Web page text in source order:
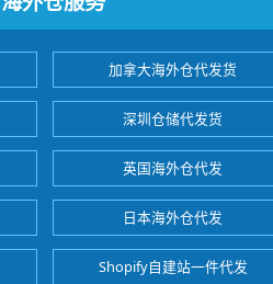
加拿大海外仓代发货
深圳仓储代发货
英国海外仓代发
日本海外仓代发
Shopify自建站一件代发